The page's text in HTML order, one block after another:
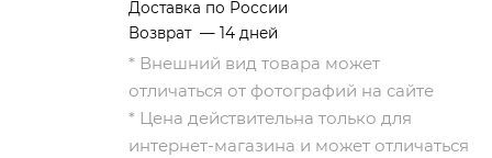
Доставка по России
Возврат — 14 дней
* Внешний вид товара может
отличаться от фотографий на сайте
* Цена действительна только для
интернет-магазина и может отличаться